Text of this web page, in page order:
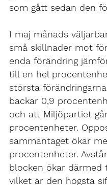
som gått sedan den
I maj månads
små skillnader mot
enda förändring
till en hel
största
backar 0,9
och att Miljöpartiet
procentenheter.
sammantaget ökar
procentenheter.
blocken ökar därmed
vilket är den högsta